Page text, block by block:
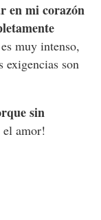
en mi corazón
muy intenso,
exigencias son
sin
el amor!